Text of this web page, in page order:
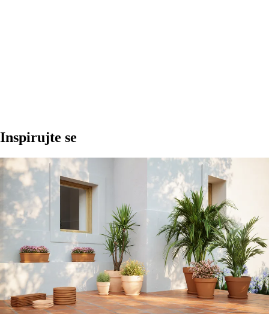
Inspirujte se